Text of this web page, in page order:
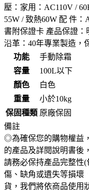
壓：家用：AC110V /
55W / 致熱60W 配 件
書附保證卡 產品保證：
沿革：40年專業製造，
功能
手動除霜
容量
100L以下
顏色
白色
重量
小於10kg
保固種類 原廠保固
備註
◎為確保您的購物權益
的產品及詳閱說明書後
請務必保持產品完整性(
傷、缺角或遺失等損壞
貨，我們將依商品使用